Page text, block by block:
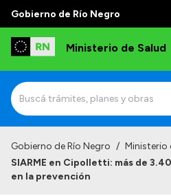
Gobierno de Río Negro
Ministerio de Salud
Institucional
Gobierno de Río Negro / Ministerio
SIARME en Cipolletti: más de
en la prevención